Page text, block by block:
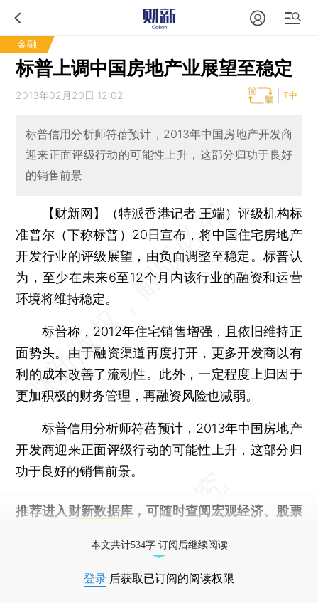
金融
标普上调中国房地产业展望至稳定
2013年02月20日 12:02 T中
标普信用分析师符蓓预计，2013年中国房地产开发商
迎来正面评级行动的可能性上升，这部分归功于良好
的销售前景
【财新网】（特派香港记者 王端）评级机构标
准普尔（下称标普）20日宣布，将中国住宅房地产
开发行业的评级展望，由负面调整至稳定。标普认
为，至少在未来6至12个月内该行业的融资和运营
环境将维持稳定。
标普称，2012年住宅销售增强，且依旧维持正
面势头。由于融资渠道再度打开，更多开发商以有
利的成本改善了流动性。此外，一定程度上归因于
更加积极的财务管理，再融资风险也减弱。
标普信用分析师符蓓预计，2013年中国房地产
开发商迎来正面评级行动的可能性上升，这部分归
功于良好的销售前景。
推荐进入 财新数据库 ，可随时查阅宏观经济、股票
本文共计534字 订阅后继续阅读
登录 后获取已订阅的阅读权限